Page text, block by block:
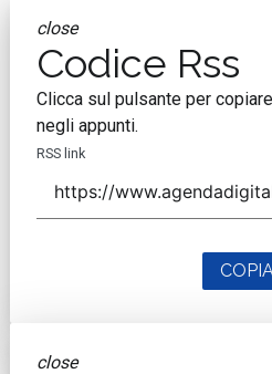
close
Codice Rss
Clicca sul pulsante per
negli appunti.
RSS link
close